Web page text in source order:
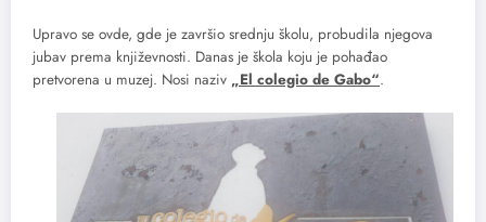
Upravo se ovde, gde je završio srednju školu, probudila njegova
jubav prema književnosti. Danas je škola koju je pohađao
pretvorena u muzej. Nosi naziv „El colegio de Gabo“.